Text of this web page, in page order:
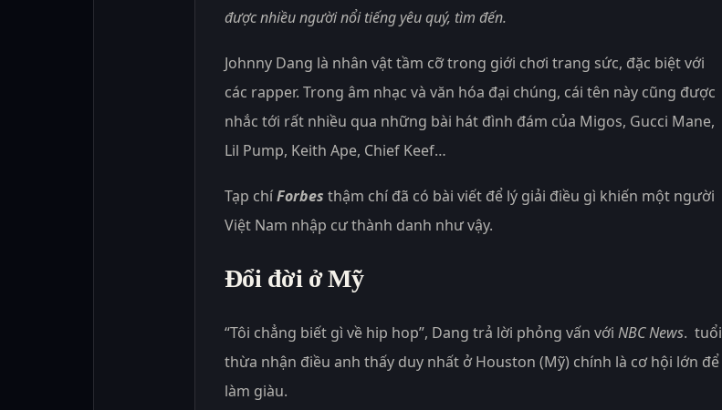
được nhiều người nổi tiếng yêu quý, tìm đến.
Johnny Dang là nhân vật tầm cỡ trong giới chơi trang sức, đặc biệt với
các rapper. Trong âm nhạc và văn hóa đại chúng, cái tên này cũng được
nhắc tới rất nhiều qua những bài hát đình đám của Migos, Gucci Mane,
Lil Pump, Keith Ape, Chief Keef…
Tạp chíForbes thậm chí đã có bài viết để lý giải điều gì khiến một người
Việt Nam nhập cư thành danh như vậy.
Đổi đời ở Mỹ
“Tôi chẳng biết gì về hip hop”, Dang trả lời phỏng vấn với NBC News. tuổi
thừa nhận điều anh thấy duy nhất ở Houston (Mỹ) chính là cơ hội lớn để
làm giàu.